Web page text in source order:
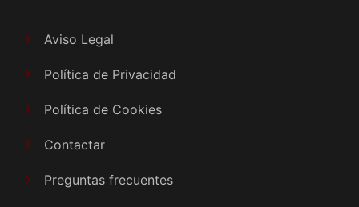
Aviso Legal
Política de Privacidad
Política de Cookies
Contactar
Preguntas frecuentes